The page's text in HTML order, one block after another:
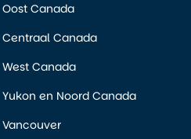
Oost Canada
Centraal Canada
West Canada
Yukon en Noord Canada
Vancouver